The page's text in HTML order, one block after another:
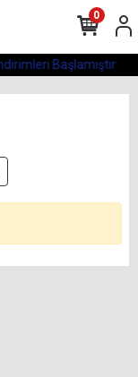
Başlamıştır
0